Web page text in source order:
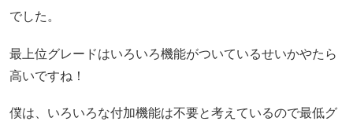
でした。
最上位グレードはいろいろ機能がついているせいかやたら
高いですね！
僕は、いろいろな付加機能は不要と考えているので最低グ